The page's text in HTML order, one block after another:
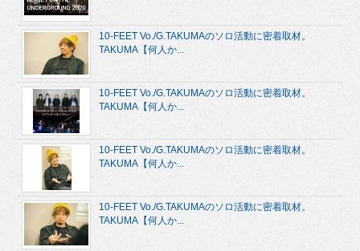
10-FEET Vo./G.TAKUMAのソロ活動に密着取材。
TAKUMA【何人か...
10-FEET Vo./G.TAKUMAのソロ活動に密着取材。
TAKUMA【何人か...
10-FEET Vo./G.TAKUMAのソロ活動に密着取材。
TAKUMA【何人か...
10-FEET Vo./G.TAKUMAのソロ活動に密着取材。
TAKUMA【何人か...